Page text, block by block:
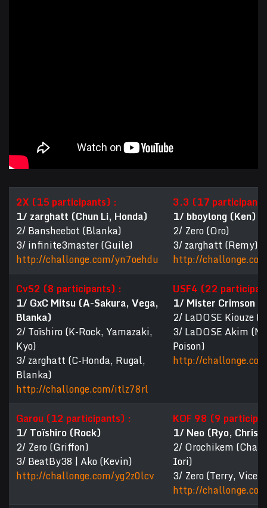
2X (15 participants) :
1/ zarghatt (Chun Li, Honda)
2/ Bansheebot (Blanka)
3/ infinite3master (Guile)
http://challonge.com/yn7oehdu
3.3 (17
1/ bboylong (Ken)
2/ Zero (Oro)
3/ zarghatt (Remy)
http://
CvS2 (8 participants) :
1/ GxC Mitsu (A-Sakura, Vega,
Blanka)
2/ Toïshiro (K-Rock, Yamazaki,
Kyo)
3/ zarghatt (C-Honda, Rugal,
Blanka)
http://challonge.com/itlz78rl
USF4 (22
1/ Mister Crimson
2/ LaDOSE Kiouze
3/ LaDOSE Akim
Poison)
http://
Garou (12 participants) :
1/ Toïshiro (Rock)
2/ Zero (Griffon)
3/ BeatBy38 | Ako (Kevin)
http://challonge.com/yg2z0lcv
KOF 98 (9
1/ Neo (Ryo, Chris,
2/ Orochikem
Iori)
3/ Zero (Terry, Vice,
http://